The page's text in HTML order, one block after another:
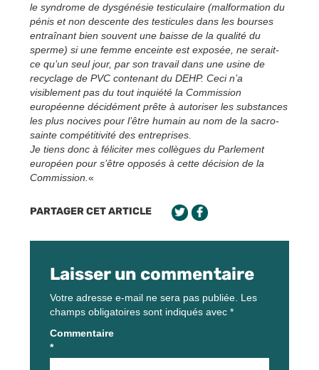
le syndrome de dysgénésie testiculaire (malformation du
pénis et non descente des testicules dans les bourses
entraînant bien souvent une baisse de la qualité du
sperme) si une femme enceinte est exposée, ne serait-
ce qu’un seul jour, par son travail dans une usine de
recyclage de PVC contenant du DEHP. Ceci n’a
visiblement pas du tout inquiété la Commission
européenne décidément prête à autoriser les substances
les plus nocives pour l’être humain au nom de la sacro-
sainte compétitivité des entreprises.
Je tiens donc à féliciter mes collègues du Parlement
européen pour s’être opposés à cette décision de la
Commission. «
PARTAGER CET ARTICLE
Laisser un commentaire
Votre adresse e-mail ne sera pas publiée. Les
champs obligatoires sont indiqués avec *
Commentaire
*